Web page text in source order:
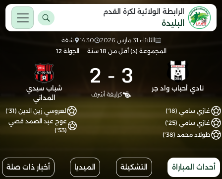
الرابطة الولائية لكرة القدم
البليدة
الثلاثاء 31 مارس 2026 14:30
شفة
المجموعة (د) أقل من 18 سنة
الجولة 12
نادي أحباب واد جر 3
-
2
كرليفة أشرف
شباب سيدي
المداني
غازي سامي (18')
غازي سامي (25')
طولاد محمد (38')
لعروسي زين الدين (31')
عوج عبد الصمد قصي
(53')
أحداث المباراة التشكيلة الميديا أخبار ذات صلة